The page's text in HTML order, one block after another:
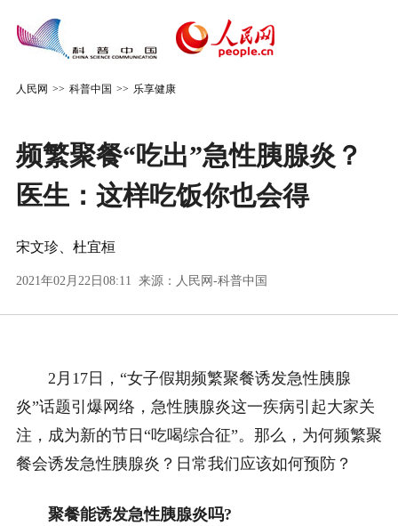
人民网 >> 科普中国 >> 乐享健康
频繁聚餐“吃出”急性胰腺炎？
医生：这样吃饭你也会得
宋文珍、杜宜桓
2021年02月22日08:11 来源： 人民网-科普中国
2月17日，“女子假期频繁聚餐诱发急性胰腺
炎”话题引爆网络，急性胰腺炎这一疾病引起大家关
注，成为新的节日“吃喝综合征”。那么，为何频繁聚
餐会诱发急性胰腺炎？日常我们应该如何预防？
聚餐能诱发急性胰腺炎吗?